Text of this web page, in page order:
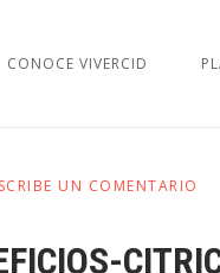
CONOCE VIVERCID
UN COMENTARIO